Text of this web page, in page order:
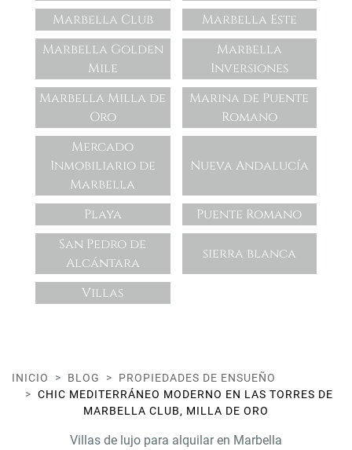
Marbella Club
Marbella Este
Marbella Golden
Mile
Marbella
Inversiones
Marbella Milla de
Oro
Marina de Puente
Romano
Mercado
Inmobiliario de
Marbella
Nueva Andalucía
Playa
Puente Romano
San Pedro de
Alcántara
sierra blanca
Villas
INICIO BLOG
PROPIEDADES DE ENSUEÑO
CHIC MEDITERRÁNEO MODERNO EN LAS TORRES DE
MARBELLA CLUB, MILLA DE ORO
Villas de lujo para alquilar en Marbella